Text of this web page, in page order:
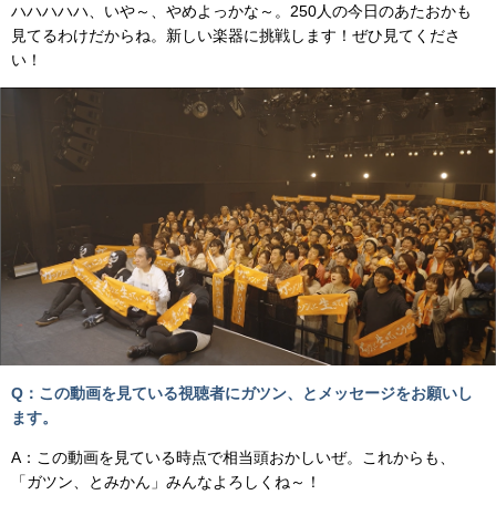
ハハハハハ、いや～、やめよっかな～。250人の今日のあたおかも
見てるわけだからね。新しい楽器に挑戦します！ぜひ見てくださ
い！
Q：この動画を見ている視聴者にガツン、とメッセージをお願いし
ます。
A：この動画を見ている時点で相当頭おかしいぜ。これからも、
「ガツン、とみかん」みんなよろしくね～！